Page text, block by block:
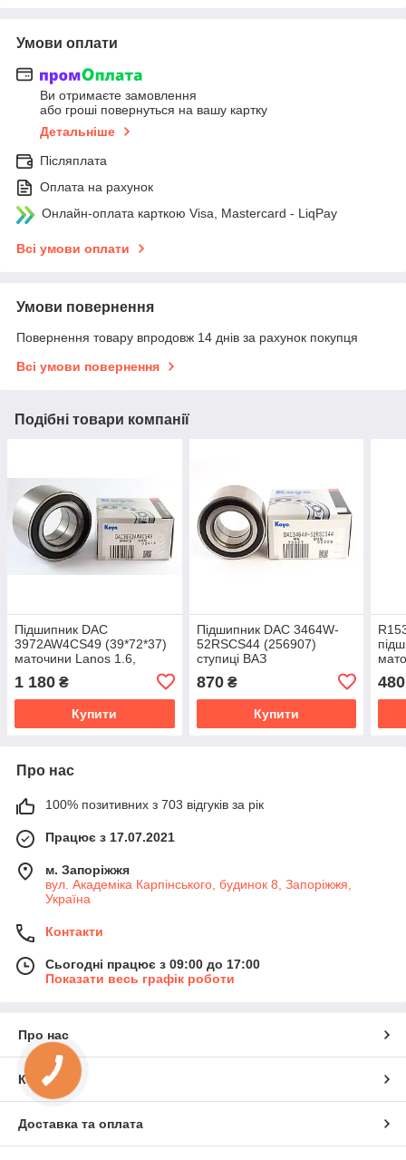
Умови оплати
Ви отримаєте замовлення
або гроші повернуться на вашу картку
Детальніше
Післяплата
Оплата на рахунок
Онлайн-оплата карткою Visa, Mastercard - LiqPay
Всі умови оплати
Умови повернення
Повернення товару впродовж 14 днів за рахунок покупця
Всі умови повернення
Подібні товари компанії
Підшипник DAC
3972AW4CS49 (39*72*37)
маточини Lanos 1.6,
Японія
1 180 ₴
Купити
Підшипник DAC 3464W-
52RSCS44 (256907)
ступиці ВАЗ
870₴
Купити
від
480
Про нас
100% позитивних з 703 відгуків за рік
Працює з 17.07.2021
м. Запоріжжя
вул. Академіка Карпінського, будинок 8, Запоріжжя,
Україна
Контакти
Сьогодні працює з 09:00 до 17:00
Показати весь графік роботи
Про нас
Контакти
Доставка та оплата
КНОПКА
ЗВ'ЯЗКУ